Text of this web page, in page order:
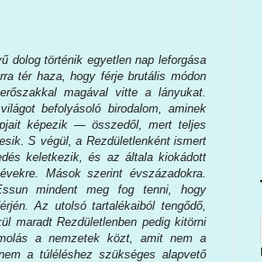
dolog történik egyetlen nap leforgása
tér haza, hogy férje brutális módon
magával vitte a lányukat.
befolyásoló birodalom, aminek
képezik ― összedől, mert teljes
S végül, a Rezdületlenként ismert
keletkezik, és az általa kiokádott
Mások szerint évszázadokra.
mindent meg fog tenni, hogy
Az utolsó tartalékaiból tengődő,
maradt Rezdületlenben pedig kitörni
a nemzetek közt, amit nem a
a túléléshez szükséges alapvető